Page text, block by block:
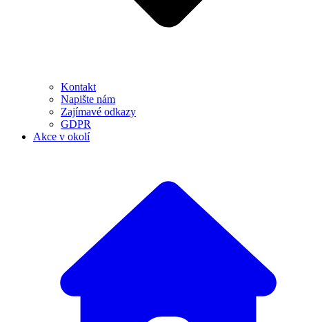
Kontakt
Napište nám
Zajímavé odkazy
GDPR
Akce v okolí